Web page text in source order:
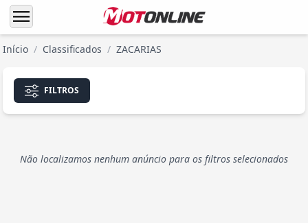
menu
Início / Classificados / ZACARIAS
FILTROS
Não localizamos nenhum anúncio para os filtros selecionados